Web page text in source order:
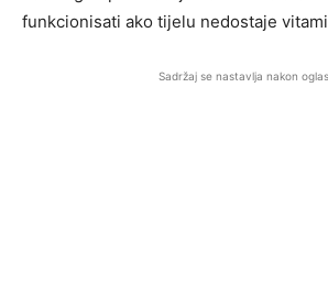
funkcionisati ako tijelu nedostaje
Sadržaj se nastavlja nakon